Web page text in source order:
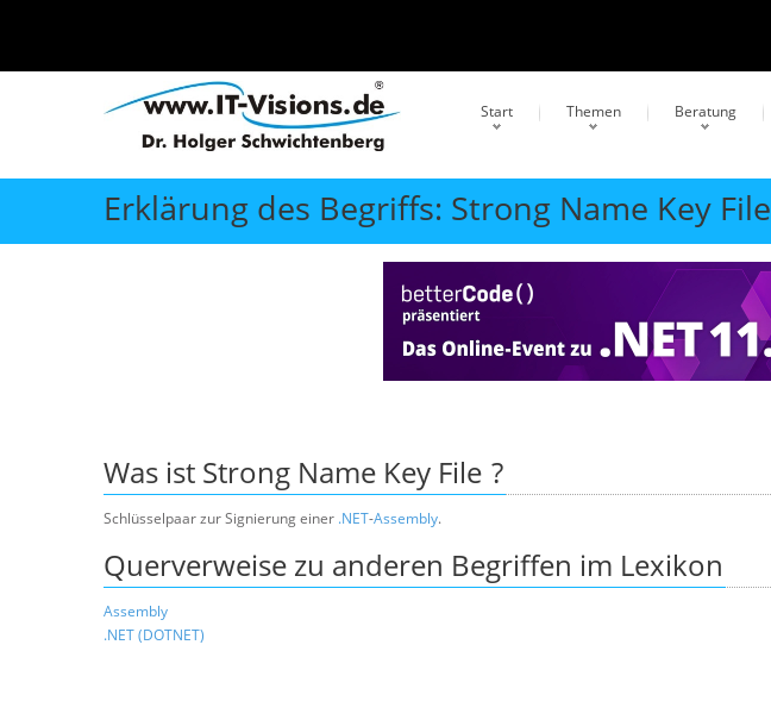
Start Themen Beratung
Erklärung des Begriffs: Strong Name Key File
Was ist Strong Name Key File ?
Schlüsselpaar zur Signierung einer .NET-Assembly.
Querverweise zu anderen Begriffen im Lexikon
Assembly
.NET (DOTNET)